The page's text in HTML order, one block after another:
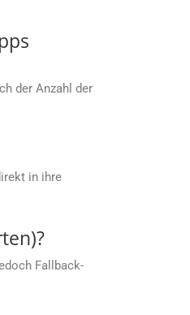
der Anzahl der
in ihre
Fallback-